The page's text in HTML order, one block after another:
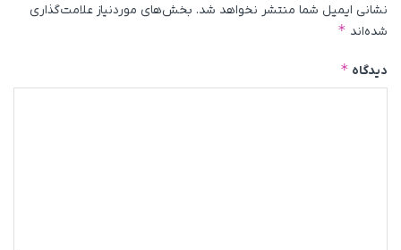
نشانی ایمیل شما منتشر نخواهد شد. بخش‌های موردنیاز علامت‌گذاری
شده‌اند *
دیدگاه *